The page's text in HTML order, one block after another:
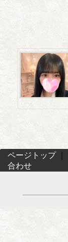
ページトップ｜
合わせ